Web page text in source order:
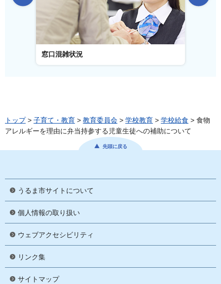
窓口混雑状況
トップ> 子育て・教育 > 教育委員会 > 学校教育 > 学校給食 > 食物
アレルギーを理由に弁当持参する児童生徒への補助について
先頭に戻る
うるま市サイトについて
個人情報の取り扱い
ウェブアクセシビリティ
リンク集
サイトマップ